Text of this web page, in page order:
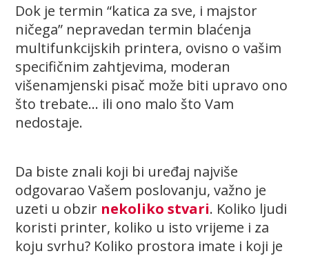
Dok je termin “katica za sve, i majstor
ničega” nepravedan termin blaćenja
multifunkcijskih printera, ovisno o vašim
specifičnim zahtjevima, moderan
višenamjenski pisač može biti upravo ono
što trebate… ili ono malo što Vam
nedostaje.
Da biste znali koji bi uređaj najviše
odgovarao Vašem poslovanju, važno je
uzeti u obzir nekoliko stvari. Koliko ljudi
koristi printer, koliko u isto vrijeme i za
koju svrhu? Koliko prostora imate i koji je